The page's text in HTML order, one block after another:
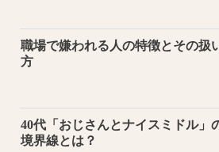
職場で嫌われる人の特徴とその扱
方
40代「おじさんとナイスミドル」
境界線とは？